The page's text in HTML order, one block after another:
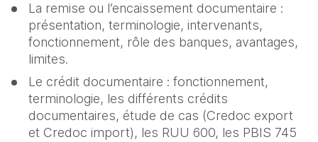
La remise ou l’encaissement documentaire :
présentation, terminologie, intervenants,
fonctionnement, rôle des banques, avantages,
limites.
Le crédit documentaire : fonctionnement,
terminologie, les différents crédits
documentaires, étude de cas (Credoc export
et Credoc import), les RUU 600, les PBIS 745